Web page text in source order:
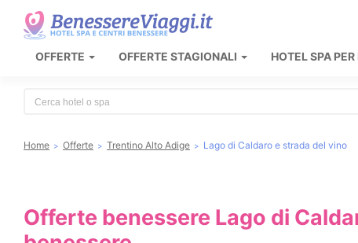
OFFERTE OFFERTE STAGIONALI HOTEL SPA PER
Home Offerte Trentino Alto Adige Lago di Caldaro e strada del vino
Offerte benessere Lago di